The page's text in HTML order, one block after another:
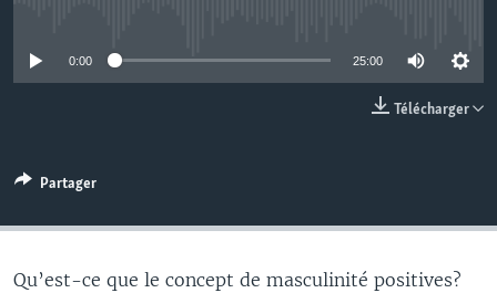
0:00 25:00
Télécharger
Partager
Qu’est-ce que le concept de masculinité positives?